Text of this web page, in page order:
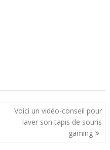
Voici un vidéo-conseil pour
laver son tapis de souris
gaming